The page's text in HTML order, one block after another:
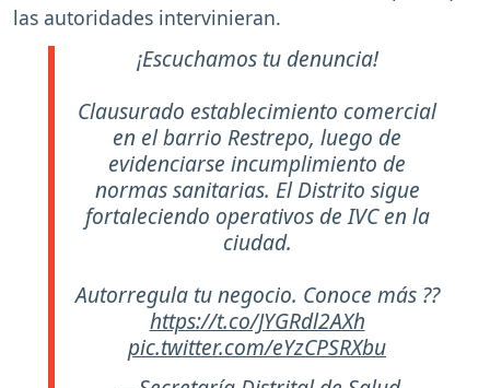
las autoridades intervinieran.
¡Escuchamos tu denuncia!
Clausurado establecimiento comercial
en el barrio Restrepo, luego de
evidenciarse incumplimiento de
normas sanitarias. El Distrito sigue
fortaleciendo operativos de IVC en la
ciudad.
Autorregula tu negocio. Conoce más ??
https://t.co/JYGRdl2AXh
pic.twitter.com/eYzCPSRXbu